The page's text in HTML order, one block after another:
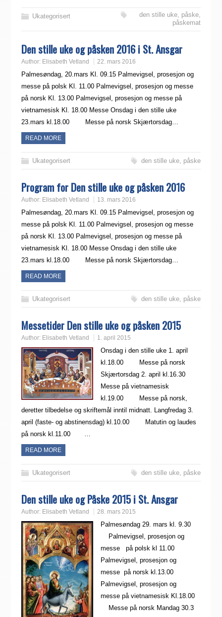
Ukategorisert den stille uke påske
påskemat
Den stille uke og påsken 2016 i St. Ansgar
Author: Elisabeth Vetland 22. mars 2016
Palmesøndag, 20.mars Kl. 09.15 Palmevigsel, prosesjon og
messe på polsk Kl. 11.00 Palmevigsel, prosesjon og messe
på norsk Kl. 13.00 Palmevigsel, prosesjon og messe på
vietnamesisk Kl. 18.00 Messe Onsdag i den stille uke
23.mars kl.18.00 Messe på norsk Skjærtorsdag…
READ MORE
Ukategorisert den stille uke påske
Program for Den stille uke og påsken 2016
Author: Elisabeth Vetland 13. mars 2016
Palmesøndag, 20.mars Kl. 09.15 Palmevigsel, prosesjon og
messe på polsk Kl. 11.00 Palmevigsel, prosesjon og messe
på norsk Kl. 13.00 Palmevigsel, prosesjon og messe på
vietnamesisk Kl. 18.00 Messe Onsdag i den stille uke
23.mars kl.18.00 Messe på norsk Skjærtorsdag…
READ MORE
Ukategorisert den stille uke påske
Messetider Den stille uke og påsken 2015
Author: Elisabeth Vetland 1. april 2015
Onsdag i den stille uke 1. april
kl.18.00 Messe på norsk
Skjærtorsdag 2. april kl.16.30
Messe på vietnamesisk
kl.19.00 Messe på norsk,
deretter tilbedelse og skriftemål inntil midnatt. Langfredag 3.
april (faste- og abstinensdag) kl.10.00 Matutin og laudes
på norsk kl.11.00 …
READ MORE
Ukategorisert den stille uke påske
Den stille uke og Påske 2015 i St. Ansgar
Author: Elisabeth Vetland 28. mars 2015
Palmesøndag 29. mars kl. 9.30
Palmevigsel, prosesjon og
messe på polsk kl 11.00
Palmevigsel, prosesjon og
messe på norsk kl.13.00
Palmevigsel, prosesjon og
messe på vietnamesisk Kl.18.00
Messe på norsk Mandag 30.3